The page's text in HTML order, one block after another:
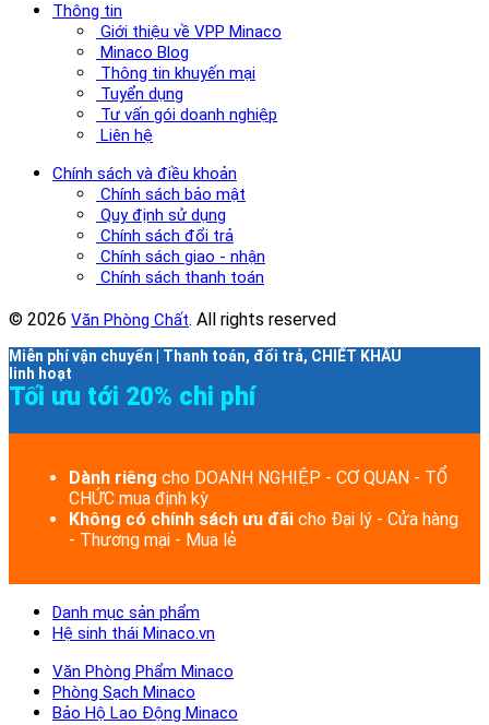
Thông tin
Giới thiệu về VPP Minaco
Minaco Blog
Thông tin khuyến mại
Tuyển dụng
Tư vấn gói doanh nghiệp
Liên hệ
Chính sách và điều khoản
Chính sách bảo mật
Quy định sử dụng
Chính sách đổi trả
Chính sách giao - nhận
Chính sách thanh toán
© 2026 Văn Phòng Chất. All rights reserved
Miễn phí vận chuyển | Thanh toán, đổi trả, CHIẾT KHẤU
linh hoạt
Tối ưu tới 20% chi phí
Dành riêng cho DOANH NGHIỆP - CƠ QUAN - TỔ
CHỨC mua định kỳ
Không có chính sách ưu đãi cho Đại lý - Cửa hàng
- Thương mại - Mua lẻ
Danh mục sản phẩm
Hệ sinh thái Minaco.vn
Văn Phòng Phẩm Minaco
Phòng Sạch Minaco
Bảo Hộ Lao Động Minaco